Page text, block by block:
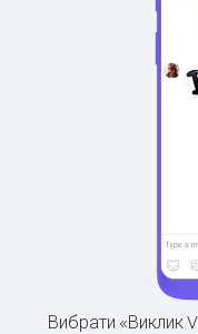
Вибрати «Виклик